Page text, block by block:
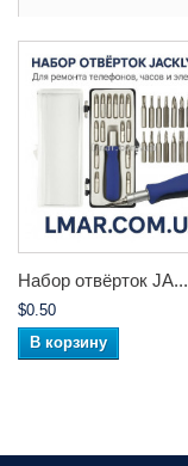
Набор отвёрток JA...
$0.50
В корзину